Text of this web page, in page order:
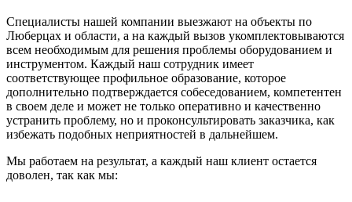
Специалисты нашей компании выезжают на объекты по
Люберцах и области, а на каждый вызов укомплектовываются
всем необходимым для решения проблемы оборудованием и
инструментом. Каждый наш сотрудник имеет
соответствующее профильное образование, которое
дополнительно подтверждается собеседованием, компетентен
в своем деле и может не только оперативно и качественно
устранить проблему, но и проконсультировать заказчика, как
избежать подобных неприятностей в дальнейшем.
Мы работаем на результат, а каждый наш клиент остается
доволен, так как мы: